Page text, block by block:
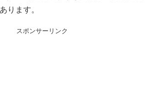
ります。
スポンサーリンク